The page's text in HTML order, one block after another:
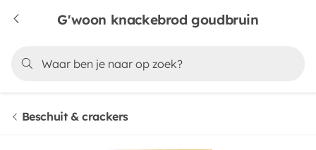
G'woon knackebrod goudbruin
Beschuit & crackers